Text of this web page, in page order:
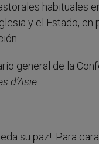
habituales
y el Estado,
general de la
d’Asie.
su paz!. Para